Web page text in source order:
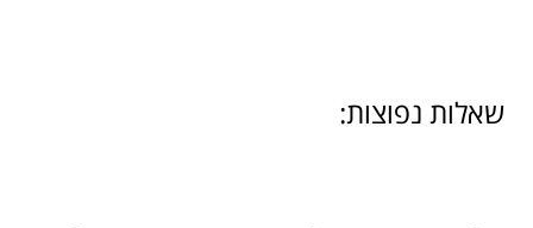
שאלות נפוצות: